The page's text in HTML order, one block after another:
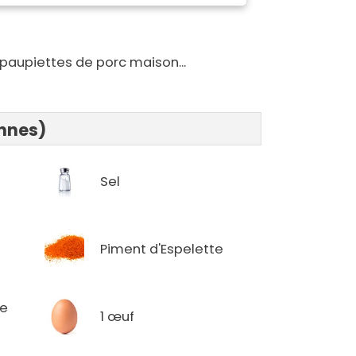
de porc maison...
Sel
Piment d'Espelette
1 œuf